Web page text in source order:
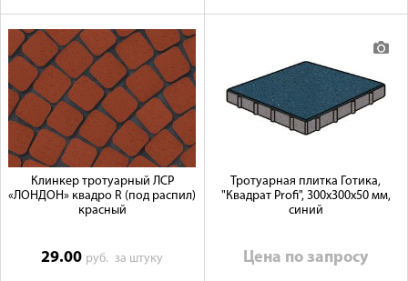
Клинкер тротуарный ЛСР
«ЛОНДОН» квадро R (под распил)
красный
29.00 руб.за штуку
Тротуарная плитка Готика,
"Квадрат Profi", 300x300x50 мм,
синий
Цена по запросу